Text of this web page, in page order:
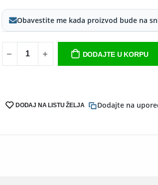
Obavestite me kada proizvod bude na
DODAJTE U KORPU
DODAJ NA LISTU ŽELJA Dodajte na